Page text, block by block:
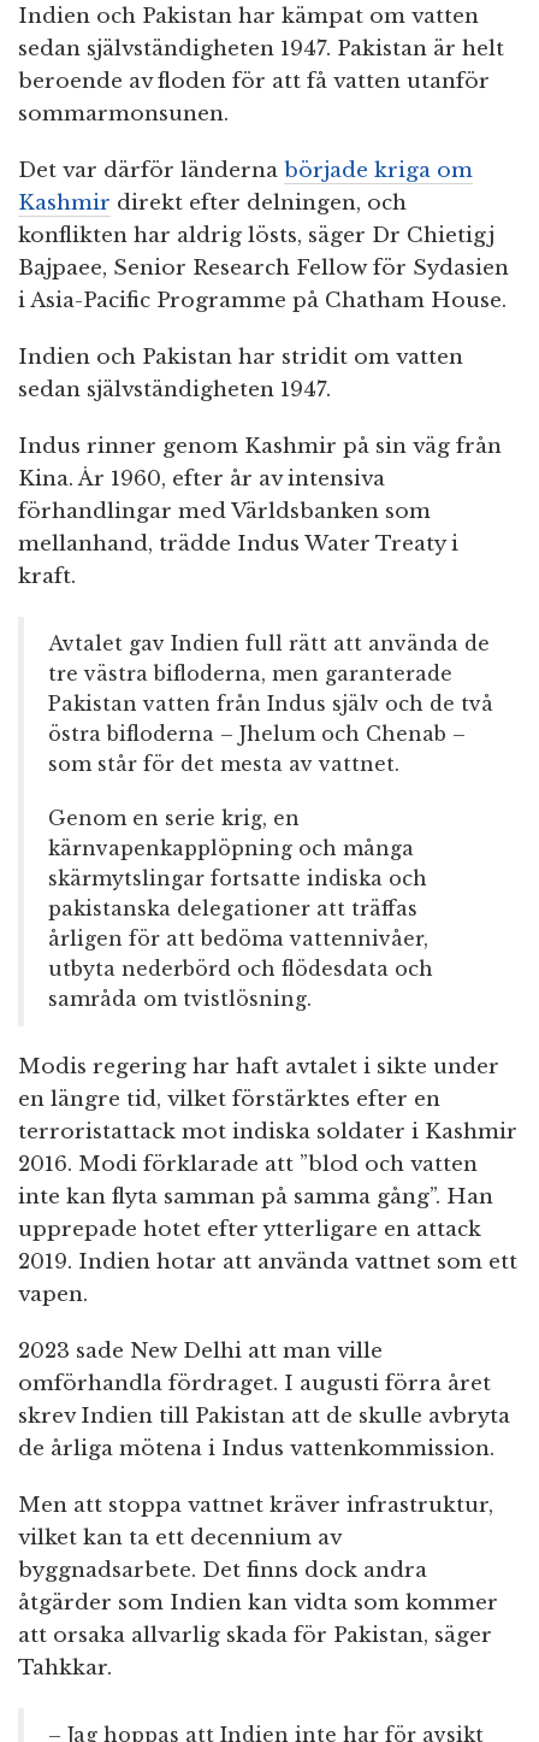
Indien och Pakistan har kämpat om vatten
sedan självständigheten 1947. Pakistan är helt
beroende av floden för att få vatten utanför
sommarmonsunen.
Det var därför länderna började kriga om
Kashmir direkt efter delningen, och
konflikten har aldrig lösts, säger Dr Chietigj
Bajpaee, Senior Research Fellow för Sydasien
i Asia-Pacific Programme på Chatham House.
Indien och Pakistan har stridit om vatten
sedan självständigheten 1947.
Indus rinner genom Kashmir på sin väg från
Kina. År 1960, efter år av intensiva
förhandlingar med Världsbanken som
mellanhand, trädde Indus Water Treaty i
kraft.
Avtalet gav Indien full rätt att använda de
tre västra bifloderna, men garanterade
Pakistan vatten från Indus själv och de två
östra bifloderna – Jhelum och Chenab –
som står för det mesta av vattnet.
Genom en serie krig, en
kärnvapenkapplöpning och många
skärmytslingar fortsatte indiska och
pakistanska delegationer att träffas
årligen för att bedöma vattennivåer,
utbyta nederbörd och flödesdata och
samråda om tvistlösning.
Modis regering har haft avtalet i sikte under
en längre tid, vilket förstärktes efter en
terroristattack mot indiska soldater i Kashmir
2016. Modi förklarade att ”blod och vatten
inte kan flyta samman på samma gång”. Han
upprepade hotet efter ytterligare en attack
2019. Indien hotar att använda vattnet som ett
vapen.
2023 sade New Delhi att man ville
omförhandla fördraget. I augusti förra året
skrev Indien till Pakistan att de skulle avbryta
de årliga mötena i Indus vattenkommission.
Men att stoppa vattnet kräver infrastruktur,
vilket kan ta ett decennium av
byggnadsarbete. Det finns dock andra
åtgärder som Indien kan vidta som kommer
att orsaka allvarlig skada för Pakistan, säger
Tahkkar.
– Jag hoppas att Indien inte har för avsikt